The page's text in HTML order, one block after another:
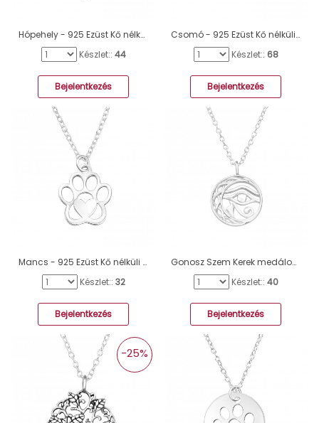
Hópehely - 925 Ezüst Kő nélküli nyakláncok A4S40944
Készlet:: 44
Bejelentkezés
Csomó - 925 Ezüst Kő nélküli nyakláncok A4S48261
Készlet:: 68
Bejelentkezés
Mancs - 925 Ezüst Kő nélküli nyakláncok A4S44134
Készlet:: 32
Bejelentkezés
Gonosz Szem Kerek medálos ezüst nyaklánc - 925 Ezüst Kő Nélküli Nyakláncok A4S45248
Készlet:: 40
Bejelentkezés
-25%